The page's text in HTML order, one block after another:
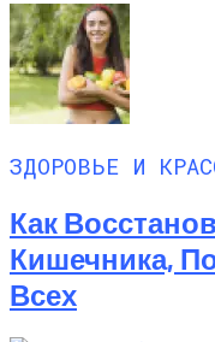
ЗДОРОВЬЕ И
Как
Кишечника,
Всех